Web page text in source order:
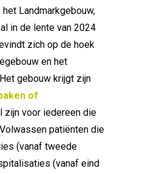
het Landmarkgebouw,
in de lente van 2024
zich op de hoek
en het
gebouw krijgt zijn
of
zijn voor iedereen die
patiënten die
(vanaf tweede
(vanaf eind